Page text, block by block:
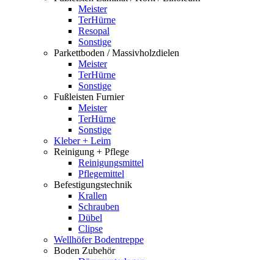
Meister
TerHürne
Resopal
Sonstige
Parkettboden / Massivholzdielen
Meister
TerHürne
Sonstige
Fußleisten Furnier
Meister
TerHürne
Sonstige
Kleber + Leim
Reinigung + Pflege
Reinigungsmittel
Pflegemittel
Befestigungstechnik
Krallen
Schrauben
Dübel
Clipse
Wellhöfer Bodentreppe
Boden Zubehör